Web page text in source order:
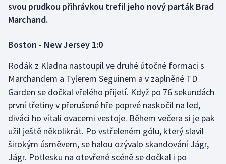
Futsal
Gymnastika
Házená
Jezdectví
Judo
Krasobruslení
svou prudkou přihrávkou trefil jeho nový parťák Brad
Marchand.
Boston - New Jersey 1:0
Rodák z Kladna nastoupil ve druhé útočné formaci s
Marchandem a Tylerem Seguinem a v zaplněné TD
Garden se dočkal vřelého přijetí. Když po 76 sekundách
první třetiny v přerušené hře poprvé naskočil na led,
diváci ho vítali ovacemi vestoje. Během večera si je pak
užil ještě několikrát. Po vstřeleném gólu, který slavil
širokým úsměvem, se halou ozývalo skandování Jágr,
Jágr. Potlesku na otevřené scéně se dočkal i po